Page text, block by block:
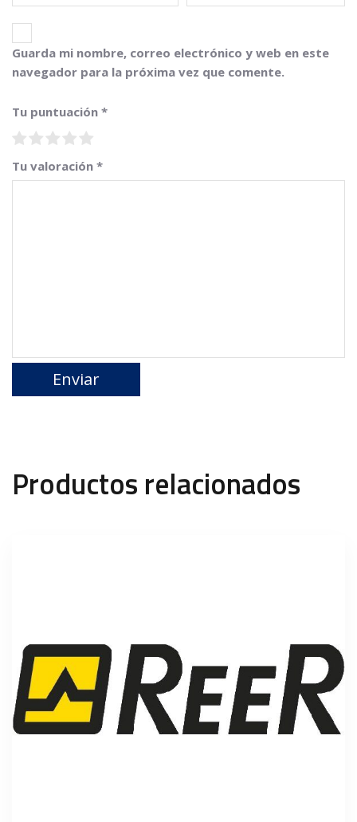
Guarda mi nombre, correo electrónico y web en este
navegador para la próxima vez que comente.
Tu puntuación *
Tu valoración *
Productos relacionados